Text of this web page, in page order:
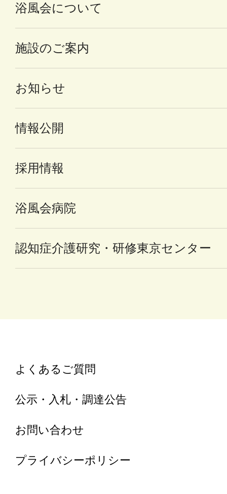
浴風会について
施設のご案内
お知らせ
情報公開
採用情報
浴風会病院
認知症介護研究・研修東京センター
よくあるご質問
公示・入札・調達公告
お問い合わせ
プライバシーポリシー